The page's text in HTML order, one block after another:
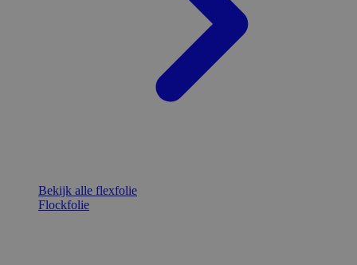
Bekijk alle flexfolie
Flockfolie